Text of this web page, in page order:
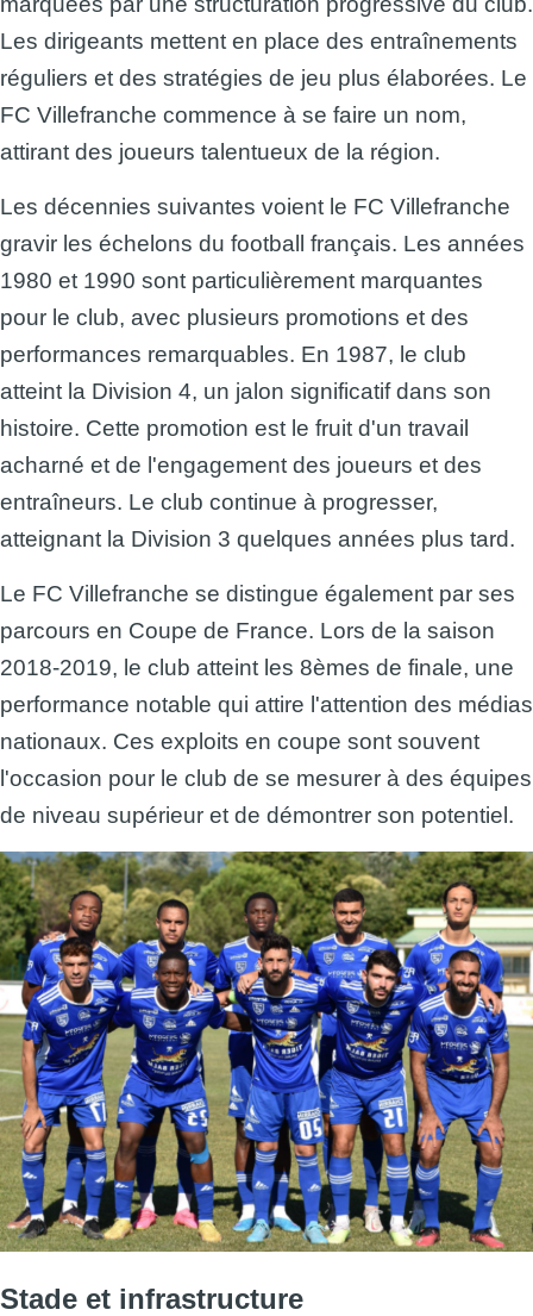
Les dirigeants mettent en place des entraînements
réguliers et des stratégies de jeu plus élaborées. Le
FC Villefranche commence à se faire un nom,
attirant des joueurs talentueux de la région.
Les décennies suivantes voient le FC Villefranche
gravir les échelons du football français. Les années
1980 et 1990 sont particulièrement marquantes
pour le club, avec plusieurs promotions et des
performances remarquables. En 1987, le club
atteint la Division 4, un jalon significatif dans son
histoire. Cette promotion est le fruit d'un travail
acharné et de l'engagement des joueurs et des
entraîneurs. Le club continue à progresser,
atteignant la Division 3 quelques années plus tard.
Le FC Villefranche se distingue également par ses
parcours en Coupe de France. Lors de la saison
2018-2019, le club atteint les 8èmes de finale, une
performance notable qui attire l'attention des médias
nationaux. Ces exploits en coupe sont souvent
l'occasion pour le club de se mesurer à des équipes
de niveau supérieur et de démontrer son potentiel.
Stade et infrastructure